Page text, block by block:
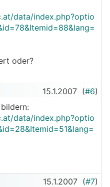
data/index.php?optio
oder?
15.1.2007 (#6)
data/index.php?optio
15.1.2007 (#7)